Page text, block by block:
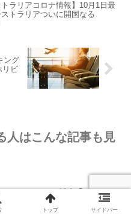
トラリアコロナ情報】10月1日最
トラリアついに開国なる
ング
リビ
人はこんな記事も見
ラリアコロナ情報】10月1
ーストラリアついに開国な
トップ サイドバー